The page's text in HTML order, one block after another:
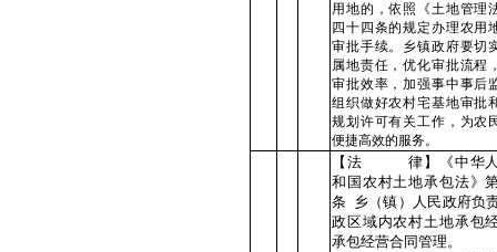
用地的，依照《土地管理
四十四条的规定办理农用
审批手续。乡镇政府要切
属地责任，优化审批流程
审批效率，加强事中事后
组织做好农村宅基地审批
规划许可有关工作，为农
便捷高效的服务。
【法 律】《中华人
和国农村土地承包法》
条 乡（镇）人民政府负
政区域内农村土地承包
承包经营合同管理。